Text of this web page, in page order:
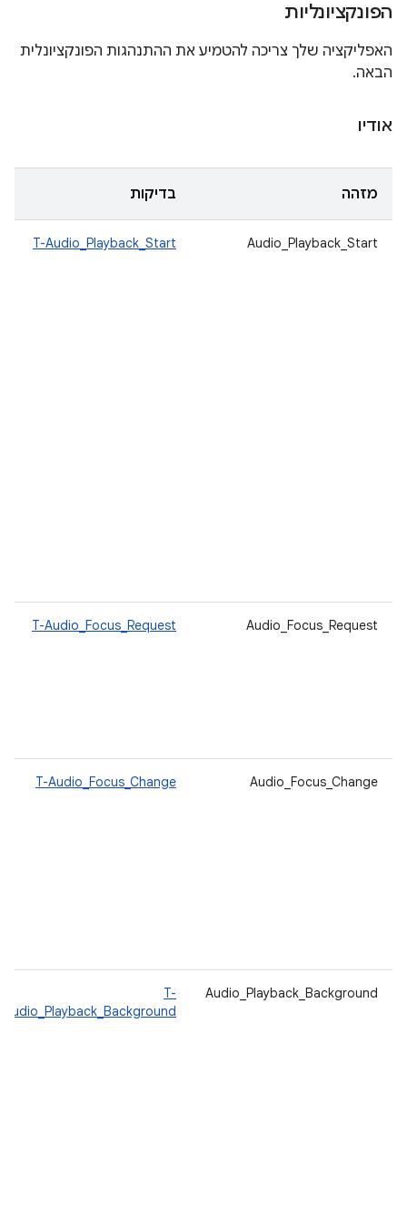
הפונקציונליות
האפליקציה שלך צריכה להטמיע את ההתנהגות הפונקציונלית
הבאה.
אודיו
מזהה בדיקות
Audio_Playback_Start
T-Audio_Playback_Start
Audio_Focus_Request
T-Audio_Focus_Request
Audio_Focus_Change
T-Audio_Focus_Change
Audio_Playback_Background
T-
Audio_Playback_Background